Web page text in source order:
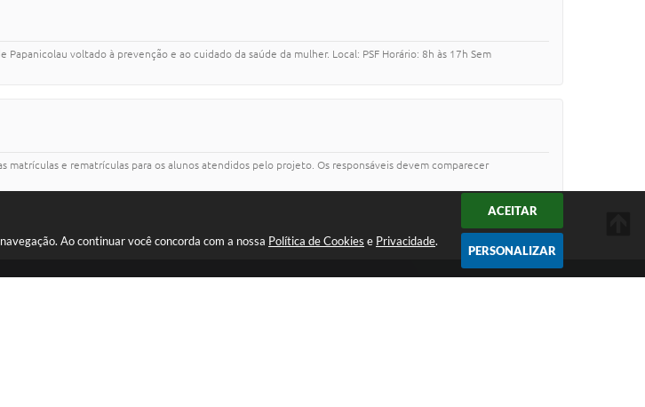
Ao continuar você concorda com a nossa Política de Cookies e Privacidade.
ACEITAR
PERSONALIZAR
voltado à prevenção e ao cuidado da saúde da mulher. Local: PSF Horário: 8h às 17h Sem
e rematrículas para os alunos atendidos pelo projeto. Os responsáveis devem comparecer